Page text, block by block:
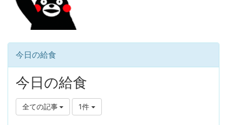
今日の給食
今日の給食
全ての記事 1件